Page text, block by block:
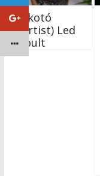
Alkotó
(Artist) Led
Coult